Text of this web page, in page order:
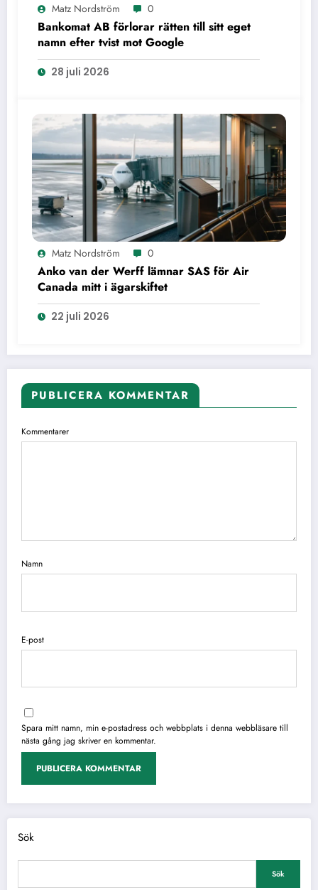
Matz Nordström 0
Bankomat AB förlorar rätten till sitt eget
namn efter tvist mot Google
28 juli 2026
Matz Nordström 0
Anko van der Werff lämnar SAS för Air
Canada mitt i ägarskiftet
22 juli 2026
PUBLICERA KOMMENTAR
Kommentarer
Namn
E-post
Spara mitt namn, min e-postadress och webbplats i denna webbläsare till
nästa gång jag skriver en kommentar.
Sök
Sök